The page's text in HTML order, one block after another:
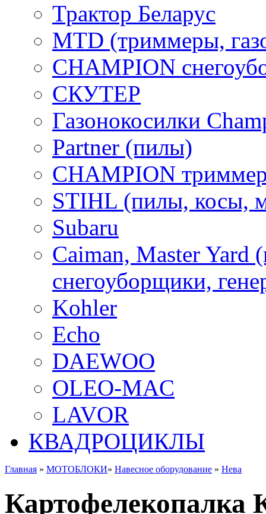
Трактор Беларус
MTD (триммеры,
CHAMPION
СКУТЕР
Газонокосилки
Partner (пилы)
CHAMPION
STIHL (пилы, косы,
Subaru
Caiman, Master Yard
снегоуборщики,
Kohler
Echo
DAEWOO
OLEO-MAC
LAVOR
КВАДРОЦИКЛЫ
Главная » МОТОБЛОКИ» Навесное оборудование » Нева